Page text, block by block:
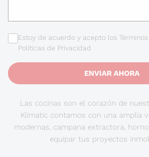
Estoy de acuerdo y acepto los
Políticas de Privacidad
ENVIAR AHORA
Las cocinas son el corazón de
Klimatic contamos con una amplia
modernas, campana extractora,
equipar tus proyectos